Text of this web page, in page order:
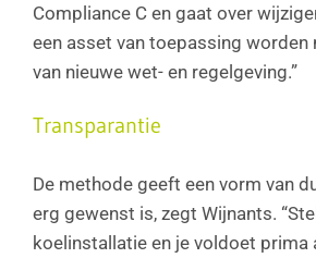
Compliance C en gaat over
een asset van toepassing worden
van nieuwe wet- en regelgeving.”
Transparantie
De methode geeft een vorm van
erg gewenst is, zegt Wijnants.
koelinstallatie en je voldoet prima